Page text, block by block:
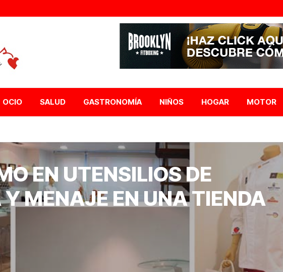
OCIO SALUD GASTRONOMÍA NIÑOS HOGAR MOTOR
EN UTENSILIOS DE
MENAJE EN UNA TIENDA